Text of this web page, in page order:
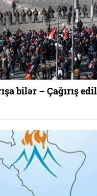
bilər – Çağırış